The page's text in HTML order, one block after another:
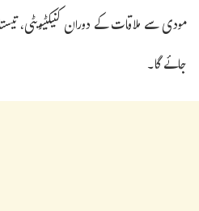
مودی سے ملاقات کے دوران کنیکٹیویٹی،
جائے گا۔